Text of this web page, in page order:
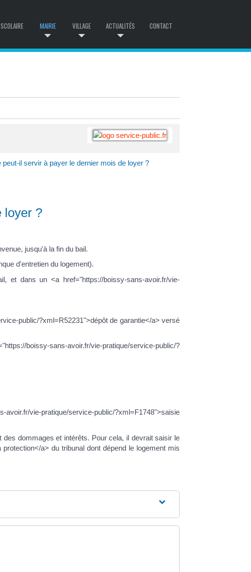
CONTACT
ACTUALITÉS
VILLAGE
MAIRIE
peut-il servir à payer le dernier mois de loyer ?
loyer ?
jusqu'à la fin du bail.
d'entretien du logement).
et dans un <a href="https://boissy-sans-avoir.fr/vie-
public/?xml=R52231">dépôt de garantie</a> versé
boissy-sans-avoir.fr/vie-pratique/service-public/?
vie-pratique/service-public/?xml=F1748">saisie
dommages et intérêts. Pour cela, il devrait saisir le
a> du tribunal dont dépend le logement mis